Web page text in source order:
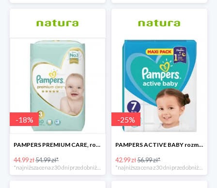
-18%
PAMPERS PREMIUM CARE, rozmiar 3, 60 pieluszki, 6kg-10kg
44.99 zł54.99 zł*
-25%
PAMPERS ACTIVE BABY rozmiar 7, 40 pieluszek, 15+ kg
42.99 zł56.99 zł*